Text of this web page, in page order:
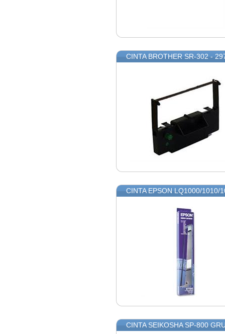
CINTA BROTHER SR-302 -
CINTA EPSON LQ1000/1010/
CINTA SEIKOSHA SP-800